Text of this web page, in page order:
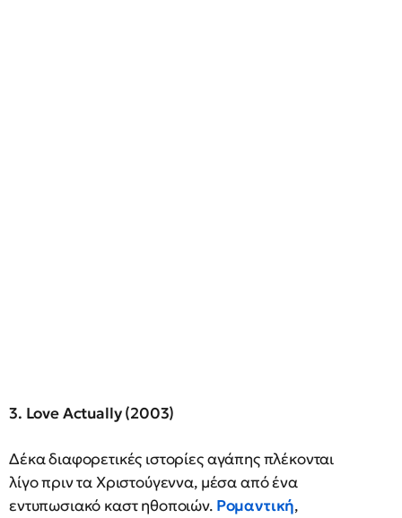
3. Love Actually (2003)
Δέκα διαφορετικές ιστορίες αγάπης πλέκονται
λίγο πριν τα Χριστούγεννα, μέσα από ένα
εντυπωσιακό καστ ηθοποιών. Ρομαντική,